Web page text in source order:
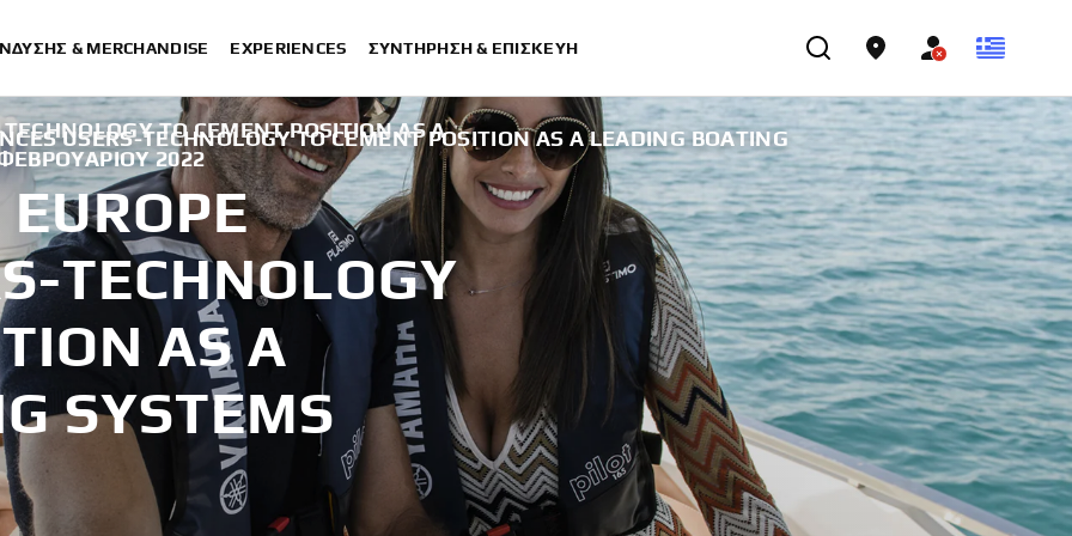
& MERCHANDISE EXPERIENCES ΣΥΝΤΉΡΗΣΗ & ΕΠΙΣΚΕΥΉ
USERS-TECHNOLOGY TO CEMENT POSITION AS A LEADING BOATING
TO CEMENT POSITION AS A
2022
TECHNOLOGY
AS A
SYSTEMS